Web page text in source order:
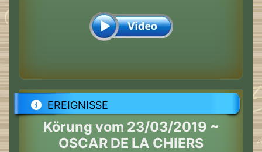
EREIGNISSE
Körung vom 23/03/2019 ~
OSCAR DE LA CHIERS